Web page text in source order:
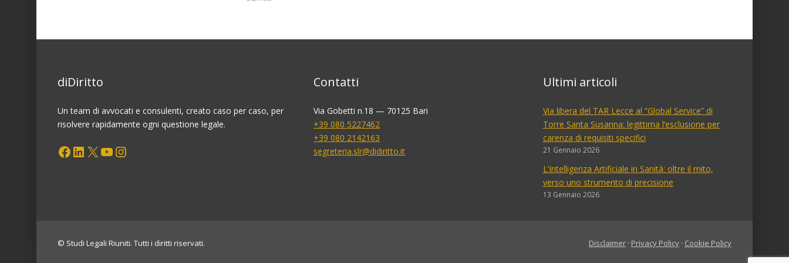
doverosità
del
prudenziale
diDiritto
Un team di avvocati e consulenti, creato caso per caso, per
risolvere rapidamente ogni questione legale.
Facebook LinkedIn X YouTube Instagram
Contatti
Via Gobetti n.18 — 70125 Bari
+39 080 5227462
+39 080 2142163
segreteria.slr@didiritto.it
Ultimi articoli
Via libera del TAR Lecce al “Global Service” di
Torre Santa Susanna: legittima l’esclusione per
carenza di requisiti specifici
21 Gennaio 2026
L’Intelligenza Artificiale in Sanità: oltre il mito,
verso uno strumento di precisione
13 Gennaio 2026
© Studi Legali Riuniti. Tutti i diritti riservati. Disclaimer · Privacy Policy · Cookie Policy